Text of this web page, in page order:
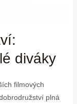
diváky
filmových
plná